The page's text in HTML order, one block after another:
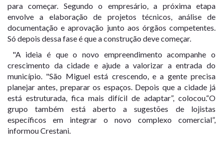
para começar. Segundo o empresário, a próxima etapa
envolve a elaboração de projetos técnicos, análise de
documentação e aprovação junto aos órgãos competentes.
Só depois dessa fase é que a construção deve começar.
"A ideia é que o novo empreendimento acompanhe o
crescimento da cidade e ajude a valorizar a entrada do
município. "São Miguel está crescendo, e a gente precisa
planejar antes, preparar os espaços. Depois que a cidade já
está estruturada, fica mais difícil de adaptar”, colocou.“O
grupo também está aberto a sugestões de lojistas
específicos em integrar o novo complexo comercial”,
informou Crestani.